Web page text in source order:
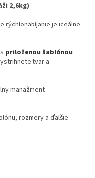
2,6kg)
rýchlonabíjanie je ideálne
priloženou šablónou
tvar a
manažment
rozmery a ďalšie